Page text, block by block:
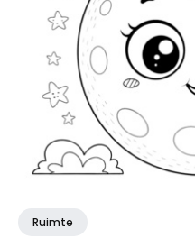
Ruimte